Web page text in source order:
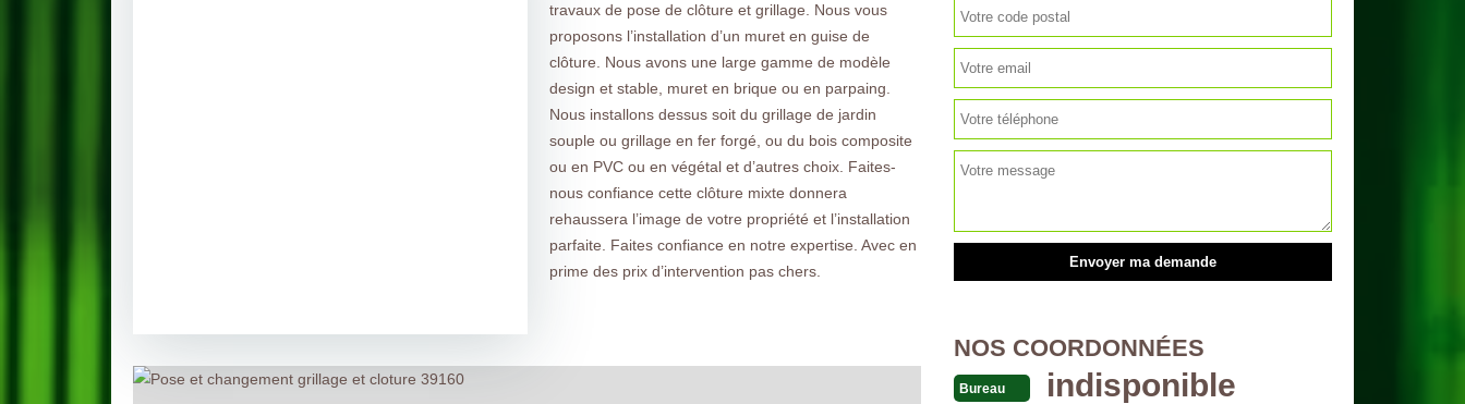
travaux de pose de clôture et grillage. Nous vous
proposons l’installation d’un muret en guise de
clôture. Nous avons une large gamme de modèle
design et stable, muret en brique ou en parpaing.
Nous installons dessus soit du grillage de jardin
souple ou grillage en fer forgé, ou du bois composite
ou en PVC ou en végétal et d’autres choix. Faites-
nous confiance cette clôture mixte donnera
rehaussera l’image de votre propriété et l’installation
parfaite. Faites confiance en notre expertise. Avec en
prime des prix d’intervention pas chers.
NOS COORDONNÉES
Bureau indisponible